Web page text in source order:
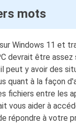
mots
Windows 11 et
devrait être
peut y avoir des
quant à la façon
fichiers entre les
vous aider à
répondre à votre